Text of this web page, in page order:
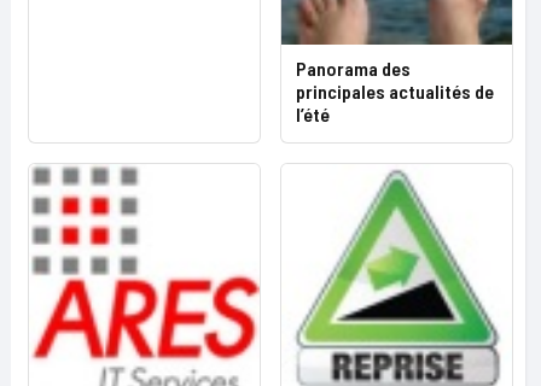
Panorama des
principales actualités de
l’été